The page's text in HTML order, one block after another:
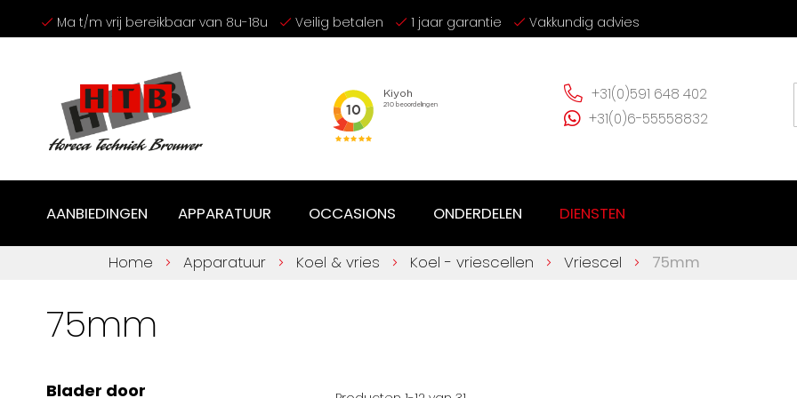
Ga
naar
Ma t/m vrij bereikbaar van 8u-18u Veilig betalen 1 jaar garantie Vakkundig advies
+31(0)591 648 402
+31(0)6-55558832
AANBIEDINGEN APPARATUUR OCCASIONS ONDERDELEN DIENSTEN
Home Apparatuur Koel & vries Koel - vriescellen Vriescel 75mm
75mm
Blader door